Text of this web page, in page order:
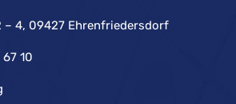
– 4, 09427 Ehrenfriedersdorf
10